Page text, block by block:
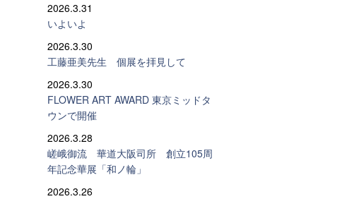
2026.3.31
いよいよ
2026.3.30
工藤亜美先生 個展を拝見して
2026.3.30
FLOWER ART AWARD 東京ミッドタ
ウンで開催
2026.3.28
嵯峨御流 華道大阪司所 創立105周
年記念華展「和ノ輪」
2026.3.26